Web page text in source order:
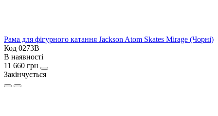
Рама для фігурного катання Jackson Atom Skates Mirage (Чорні)
Код 0273B
В наявності
11 660 грн
Закінчується